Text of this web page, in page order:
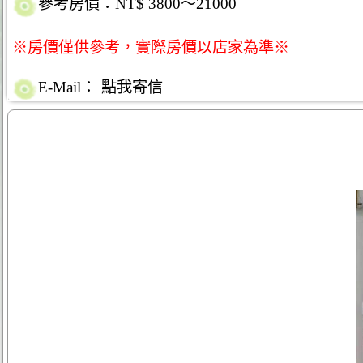
參考房價：NT$ 3800～21000
※房價僅供參考，實際房價以店家為準※
E-Mail： 點我寄信